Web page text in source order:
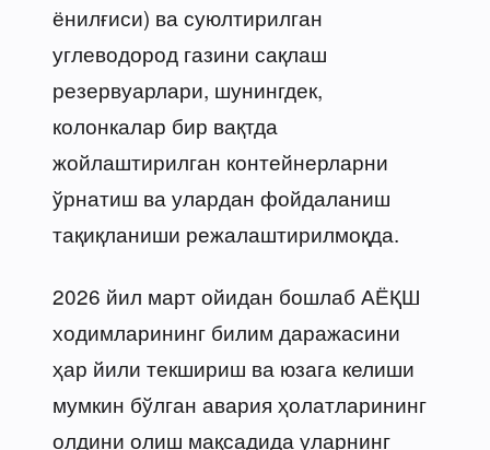
ёнилғиси) ва суюлтирилган
углеводород газини сақлаш
резервуарлари, шунингдек,
колонкалар бир вақтда
жойлаштирилган контейнерларни
ўрнатиш ва улардан фойдаланиш
тақиқланиши режалаштирилмоқда.
2026 йил март ойидан бошлаб АЁҚШ
ходимларининг билим даражасини
ҳар йили текшириш ва юзага келиши
мумкин бўлган авария ҳолатларининг
олдини олиш мақсадида уларнинг